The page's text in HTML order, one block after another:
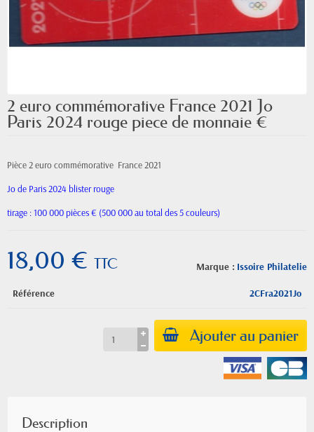
2 euro commémorative France 2021 Jo
Paris 2024 rouge piece de monnaie €
Pièce 2 euro commémorative France 2021
Jo de Paris 2024 blister rouge
tirage : 100 000 pièces € (500 000 au total des 5 couleurs)
Marque : Issoire Philatelie
18,00 € TTC
Référence 2CFra2021Jo
Ajouter au panier
Description